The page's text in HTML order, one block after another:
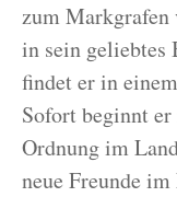
zum Markgrafen
in sein geliebtes
findet er in
Sofort beginnt
Ordnung im
neue Freunde